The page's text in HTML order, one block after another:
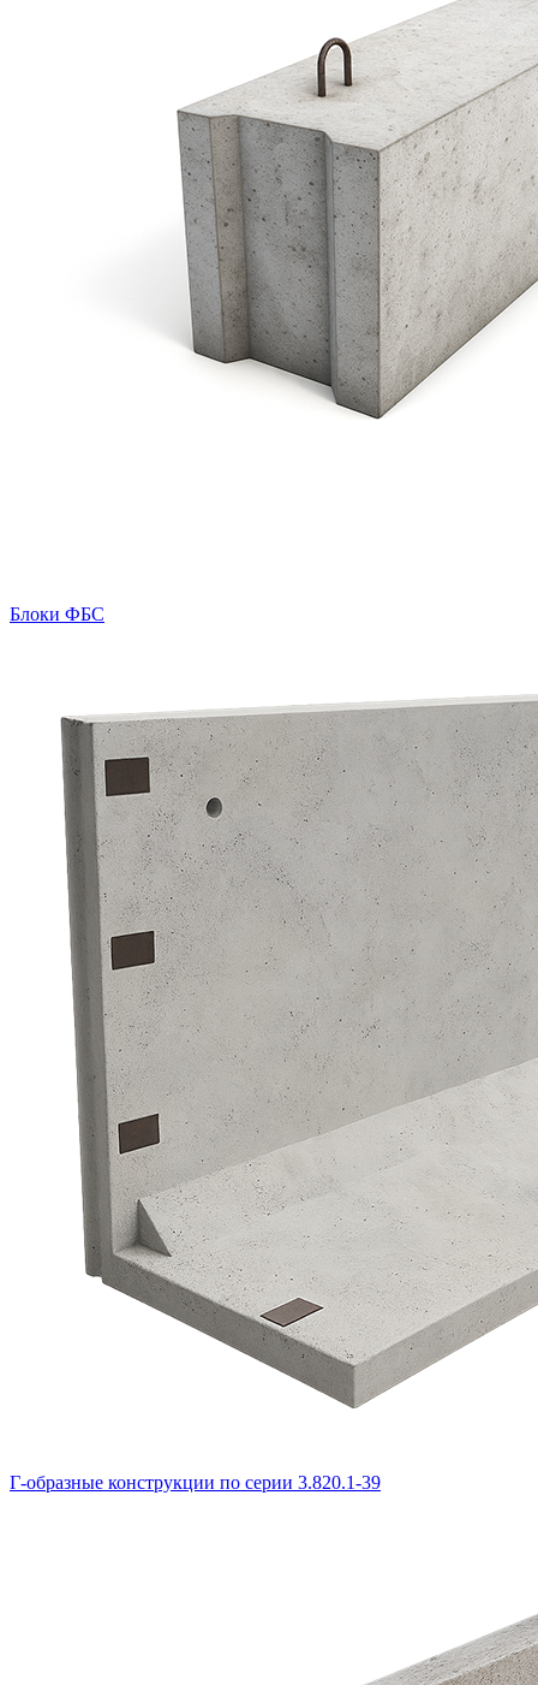
Блоки ФБС
Г-образные конструкции по серии 3.820.1-39